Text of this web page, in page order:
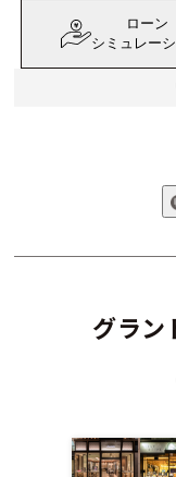
グラン
ローン
シミュレー